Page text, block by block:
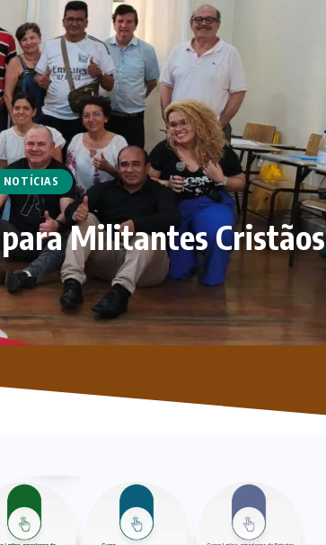
NOTÍCIAS
Militantes Cristãos